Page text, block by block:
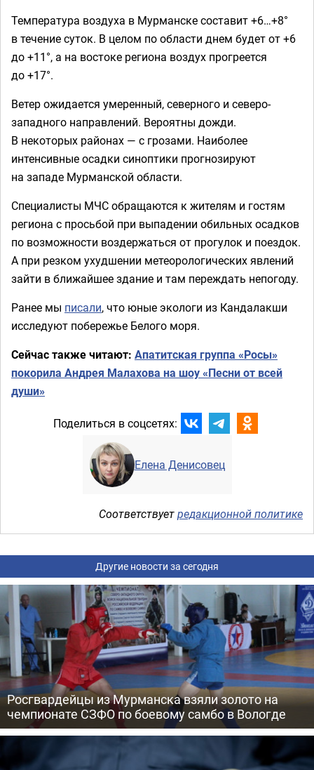
Температура воздуха в Мурманске составит +6…+8°
в течение суток. В целом по области днем будет от +6
до +11°, а на востоке региона воздух прогреется
до +17°.
Ветер ожидается умеренный, северного и северо-
западного направлений. Вероятны дожди.
В некоторых районах — с грозами. Наиболее
интенсивные осадки синоптики прогнозируют
на западе Мурманской области.
Специалисты МЧС обращаются к жителям и гостям
региона с просьбой при выпадении обильных осадков
по возможности воздержаться от прогулок и поездок.
А при резком ухудшении метеорологических явлений
зайти в ближайшее здание и там переждать непогоду.
Ранее мы писали, что юные экологи из Кандалакши
исследуют побережье Белого моря.
Сейчас также читают: Апатитская группа «Росы»
покорила Андрея Малахова на шоу «Песни от всей
души»
Поделиться в соцсетях:
Елена Денисовец
Соответствуетредакционной политике
Другие новости за сегодня
Росгвардейцы из Мурманска взяли золото на
чемпионате СЗФО по боевому самбо в Вологде